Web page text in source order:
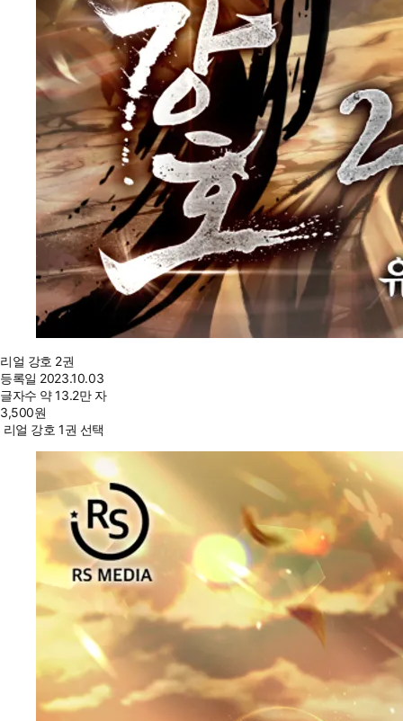
리얼 강호 2권
등록일 2023.10.03
글자수 약 13.2만 자
3,500원
리얼 강호 1권 선택